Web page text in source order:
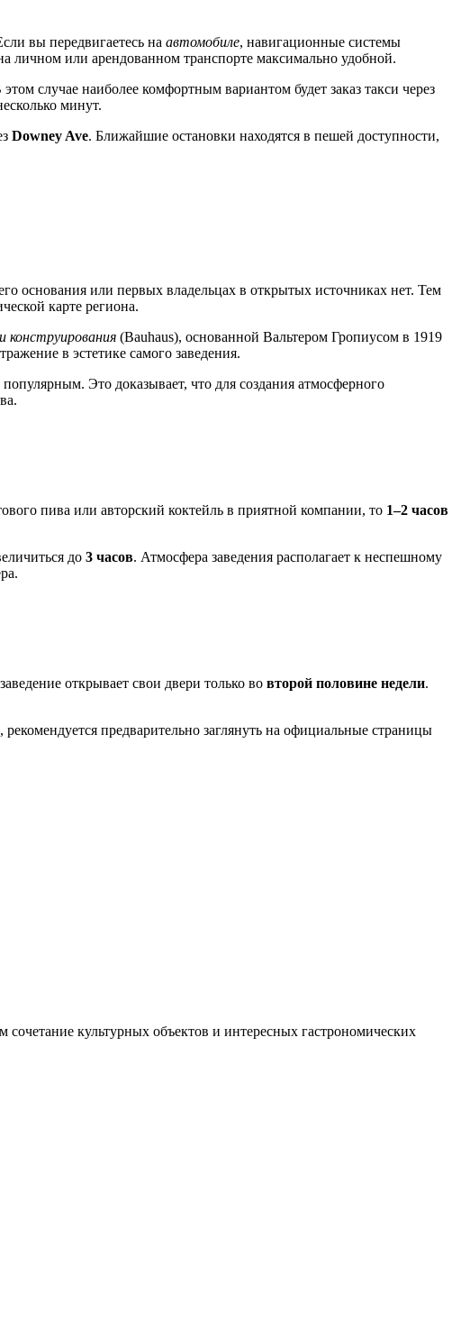
вы передвигаетесь на автомобиле, навигационные системы
личном или арендованном транспорте максимально удобной.
случае наиболее комфортным вариантом будет заказ такси через
минут.
Downey Ave. Ближайшие остановки находятся в пешей доступности,
основания или первых владельцах в открытых источниках нет. Тем
карте региона.
(Bauhaus), основанной Вальтером Гропиусом в 1919
в эстетике самого заведения.
Это доказывает, что для создания атмосферного
пива или авторский коктейль в приятной компании, то 1–2 часов
до 3 часов. Атмосфера заведения располагает к неспешному
открывает свои двери только во второй половине недели.
предварительно заглянуть на официальные страницы
культурных объектов и интересных гастрономических